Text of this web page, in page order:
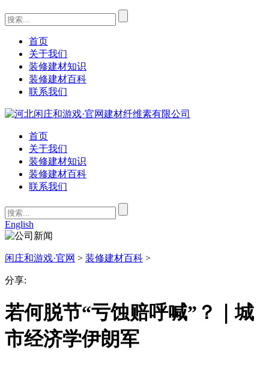
首页
关于我们
装修建材知识
装修建材百科
联系我们
首页
关于我们
装修建材知识
装修建材百科
联系我们
English
闲庄和游戏·官网 > 装修建材百科 >
分享:
若何脱节“亏蚀赔呼喊”？｜城
市经济学伊朗军